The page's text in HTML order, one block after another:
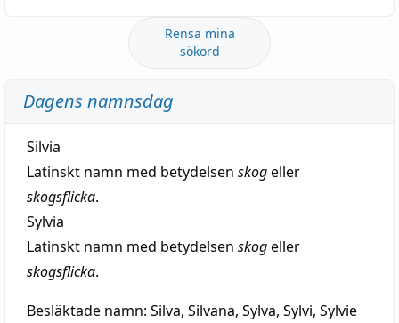
Rensa mina
sökord
Dagens namnsdag
Silvia
Latinskt namn med betydelsen skogeller
skogsflicka.
Sylvia
Latinskt namn med betydelsen skogeller
skogsflicka.
Besläktade namn: Silva, Silvana, Sylva, Sylvi, Sylvie